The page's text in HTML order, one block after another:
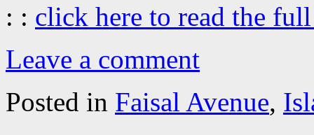
: : click here to read the
Leave a comment
Posted in Faisal Avenue,